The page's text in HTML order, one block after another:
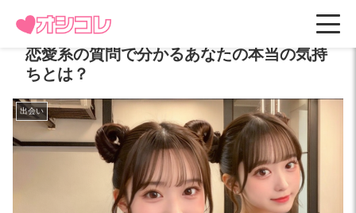
恋愛系の質問で分かるあなたの本当の気持
ちとは？
出会い